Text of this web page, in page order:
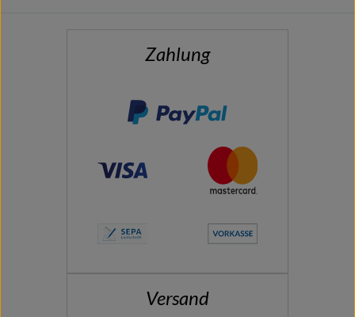
Zahlung
Versand